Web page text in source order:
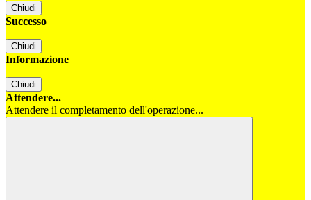
Chiudi
Successo
Chiudi
Informazione
Chiudi
Attendere...
Attendere il completamento dell'operazione...